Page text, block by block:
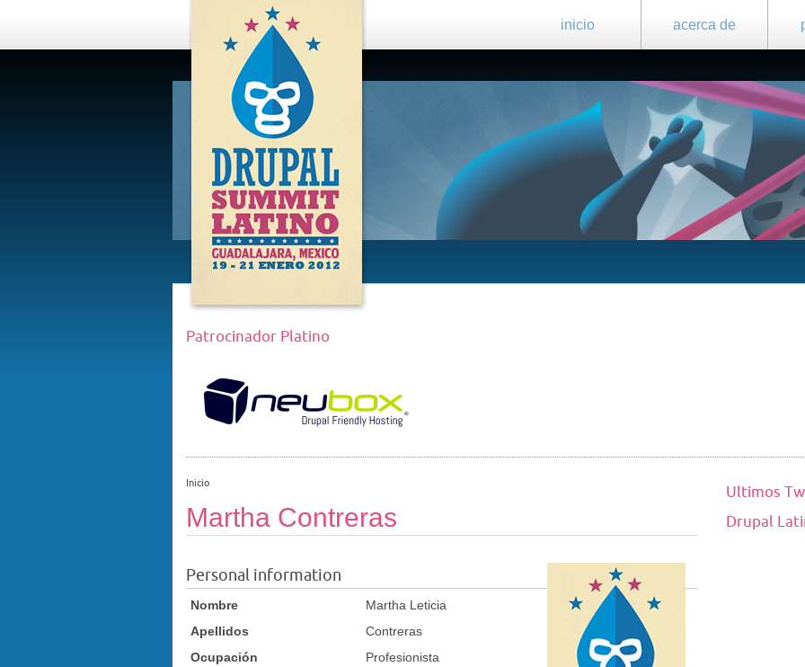
inicio acerca de
DRUPAL
SUMMIT
LATINO,
GUADALAJARA
2012
Patrocinador Platino
Inicio
Martha Contreras
Personal information
Nombre
Martha Leticia
Apellidos
Contreras
Ocupación
Profesionista
Ultimos
Drupal